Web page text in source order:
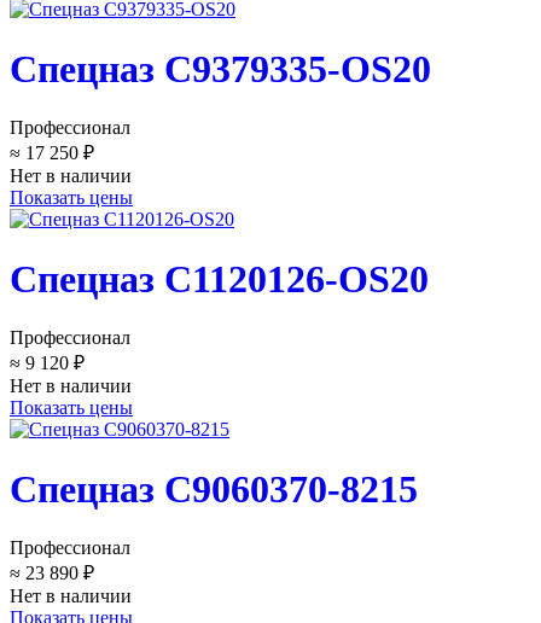
Спецназ C9379335-OS20
Профессионал
≈ 17 250 ₽
Нет в наличии
Показать цены
Спецназ C1120126-OS20
Профессионал
≈ 9 120 ₽
Нет в наличии
Показать цены
Спецназ C9060370-8215
Профессионал
≈ 23 890 ₽
Нет в наличии
Показать цены